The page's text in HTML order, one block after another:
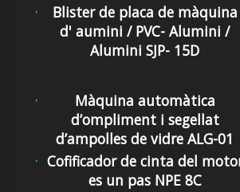
Blister de placa de màquina
d' aumini / PVC- Alumini /
Alumini SJP- 15D
Màquina automàtica
d’ompliment i segellat
d’ampolles de vidre ALG-01
Cofificador de cinta del
es un pas NPE 8C